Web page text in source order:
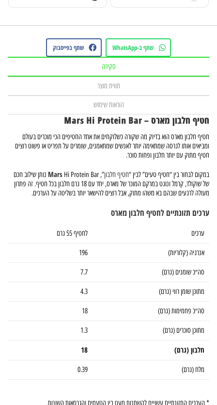
שתף ב-WhatsApp שתף בפייסבוק
סקירה
תווית מוצר
הוראות שימוש
חטיף חלבון מארס – Mars Hi Protein Bar
חטיף חלבון מארס הוא בדיוק מה שקורה כשלוקחים את אחד החטיפים הכי מוכרים בעולם
ומביאים אותו לגרסה שמתאימה יותר לאנשים שמתאמנים, שומרים על תפריט או פשוט רוצים
חטיף מתוק עם יותר חלבון ופחות סוכר.
במקום לבחור בין “חטיף טעים” לבין “חטיף חלבון”,
Mars Hi Protein Bar נותן שילוב חכם
של שוקולד, קרמל ונוגט במרקם המוכר של מארס, יחד עם 18 גרם חלבון בכל חטיף. זה פתרון
מעולה לרגעים שבהם בא משהו מתוק, אבל רוצים להישאר יותר בשליטה על הערכים.
ערכים תזונתיים לחטיף חלבון מארס
ערכים לחטיף 55 גרם
אנרגיה (קלוריות) 196
סה״כ שומנים (גרם) 7.7
מתוכן שומן רווי (גרם) 4.3
סה״כ פחמימות (גרם) 18
מתוכן סוכרים (גרם) 1.3
חלבון (גרם) 18
מלח (גרם) 0.39
* הערכים התזונתיים עשויים להשתנות מעט בין הטעמים והגרסאות השונות.